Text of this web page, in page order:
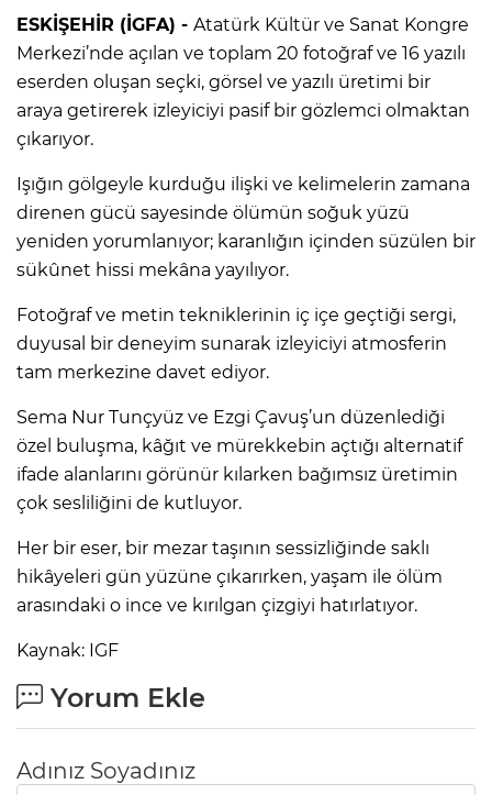
ESKİŞEHİR (İGFA) - Atatürk Kültür ve Sanat Kongre
Merkezi’nde açılan ve toplam 20 fotoğraf ve 16 yazılı
eserden oluşan seçki, görsel ve yazılı üretimi bir
araya getirerek izleyiciyi pasif bir gözlemci olmaktan
çıkarıyor.
Işığın gölgeyle kurduğu ilişki ve kelimelerin zamana
direnen gücü sayesinde ölümün soğuk yüzü
yeniden yorumlanıyor; karanlığın içinden süzülen bir
sükûnet hissi mekâna yayılıyor.
Fotoğraf ve metin tekniklerinin iç içe geçtiği sergi,
duyusal bir deneyim sunarak izleyiciyi atmosferin
tam merkezine davet ediyor.
Sema Nur Tunçyüz ve Ezgi Çavuş’un düzenlediği
özel buluşma, kâğıt ve mürekkebin açtığı alternatif
ifade alanlarını görünür kılarken bağımsız üretimin
çok sesliliğini de kutluyor.
Her bir eser, bir mezar taşının sessizliğinde saklı
hikâyeleri gün yüzüne çıkarırken, yaşam ile ölüm
arasındaki o ince ve kırılgan çizgiyi hatırlatıyor.
Kaynak: IGF
Yorum Ekle
Adınız Soyadınız